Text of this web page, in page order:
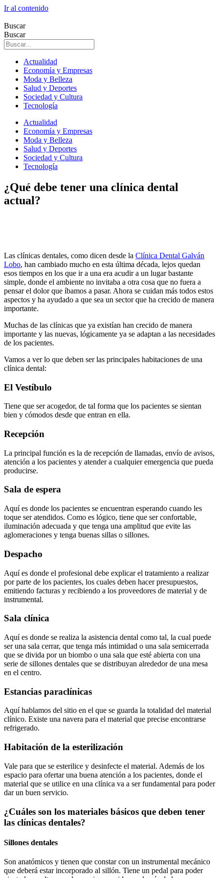
Ir al contenido
Buscar
Buscar
Actualidad
Economía y Empresas
Moda y Belleza
Salud y Deportes
Sociedad y Cultura
Tecnología
Actualidad
Economía y Empresas
Moda y Belleza
Salud y Deportes
Sociedad y Cultura
Tecnología
¿Qué debe tener una clínica dental
actual?
Las clínicas dentales, como dicen desde la Clínica Dental Galván
Lobo, han cambiado mucho en esta última década, lejos quedan
esos tiempos en los que ir a una era acudir a un lugar bastante
simple, donde el ambiente no invitaba a otra cosa que no fuera a
pensar el dolor que íbamos a pasar. Ahora se cuidan más todos estos
aspectos y ha ayudado a que sea un sector que ha crecido de manera
importante.
Muchas de las clínicas que ya existían han crecido de manera
importante y las nuevas, lógicamente ya se adaptan a las necesidades
de los pacientes.
Vamos a ver lo que deben ser las principales habitaciones de una
clínica dental:
El Vestíbulo
Tiene que ser acogedor, de tal forma que los pacientes se sientan
bien y cómodos desde que entran en ella.
Recepción
La principal función es la de recepción de llamadas, envío de avisos,
atención a los pacientes y atender a cualquier emergencia que pueda
producirse.
Sala de espera
Aquí es donde los pacientes se encuentran esperando cuando les
toque ser atendidos. Como es lógico, tiene que ser confortable,
iluminación adecuada y que tenga una amplitud que evite las
aglomeraciones y tenga buenas sillas o sillones.
Despacho
Aquí es donde el profesional debe explicar el tratamiento a realizar
por parte de los pacientes, los cuales deben hacer presupuestos,
emitiendo facturas y recibiendo a los proveedores de material y de
instrumental.
Sala clínica
Aquí es donde se realiza la asistencia dental como tal, la cual puede
ser una sala cerrar, que tenga más intimidad o una sala semicerrada
que se divida por un biombo o una sala que esté abierta con una
serie de sillones dentales que se distribuyan alrededor de una mesa
en el centro.
Estancias paraclínicas
Aquí hablamos del sitio en el que se guarda la totalidad del material
clínico. Existe una navera para el material que precise encontrarse
refrigerado.
Habitación de la esterilización
Vale para que se esterilice y desinfecte el material. Además de los
espacio para ofertar una buena atención a los pacientes, donde el
material que se utilice en una clínica va a ser fundamental para poder
dar un buen servicio.
¿Cuáles son los materiales básicos que deben tener
las clínicas dentales?
Sillones dentales
Son anatómicos y tienen que constar con un instrumental mecánico
que deberá estar incorporado al sillón. Tiene un pedal para poder